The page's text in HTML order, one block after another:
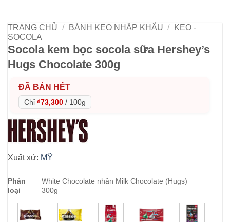
TRANG CHỦ / BÁNH KẸO NHẬP KHẨU /
KẸO -
SOCOLA
Socola kem bọc socola sữa Hershey’s
Hugs Chocolate 300g
ĐÃ BÁN HẾT
Chỉ ₫73,300 / 100g
Xuất xứ: MỸ
Phân
loại
:
White Chocolate nhân Milk Chocolate (Hugs)
300g